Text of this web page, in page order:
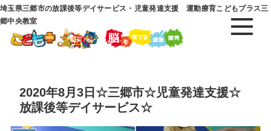
埼玉県三郷市の放課後等デイサービス・児童発達支援 運動療育こどもプラス三
郷中央教室
2020年8月3日☆三郷市☆児童発達支援☆
放課後等デイサービス☆